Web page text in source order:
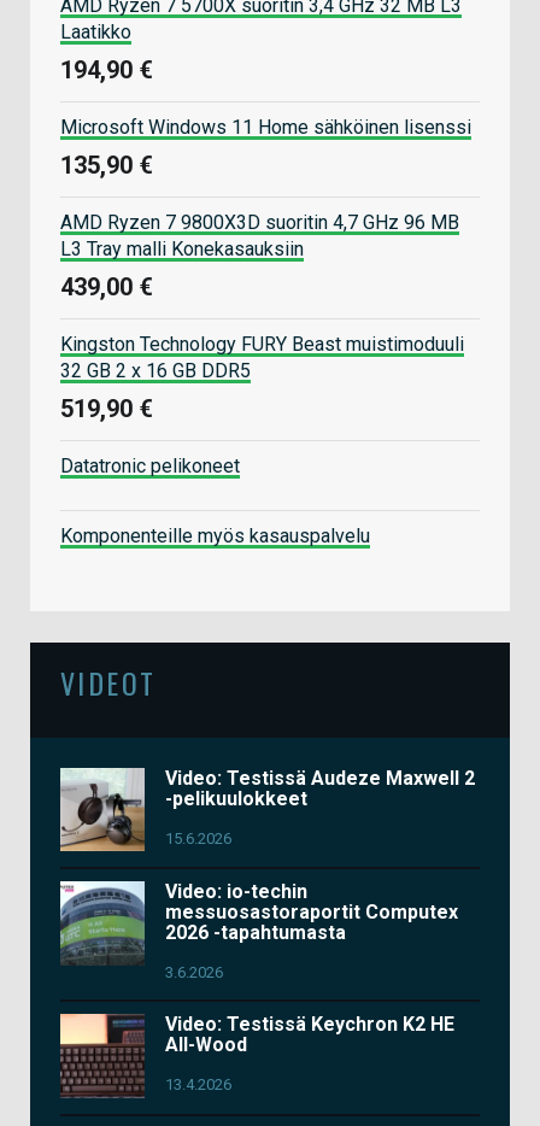
AMD Ryzen 7 5700X suoritin 3,4 GHz 32 MB L3
Laatikko
194,90 €
Microsoft Windows 11 Home sähköinen lisenssi
135,90 €
AMD Ryzen 7 9800X3D suoritin 4,7 GHz 96 MB
L3 Tray malli Konekasauksiin
439,00 €
Kingston Technology FURY Beast muistimoduuli
32 GB 2 x 16 GB DDR5
519,90 €
Datatronic pelikoneet
Komponenteille myös kasauspalvelu
VIDEOT
Video: Testissä Audeze Maxwell 2
-pelikuulokkeet
15.6.2026
Video: io-techin
messuosastoraportit Computex
2026 -tapahtumasta
3.6.2026
Video: Testissä Keychron K2 HE
All-Wood
13.4.2026